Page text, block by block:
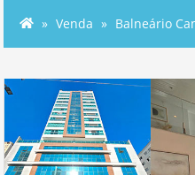
Venda Balneário